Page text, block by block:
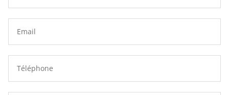
Email
Téléphone